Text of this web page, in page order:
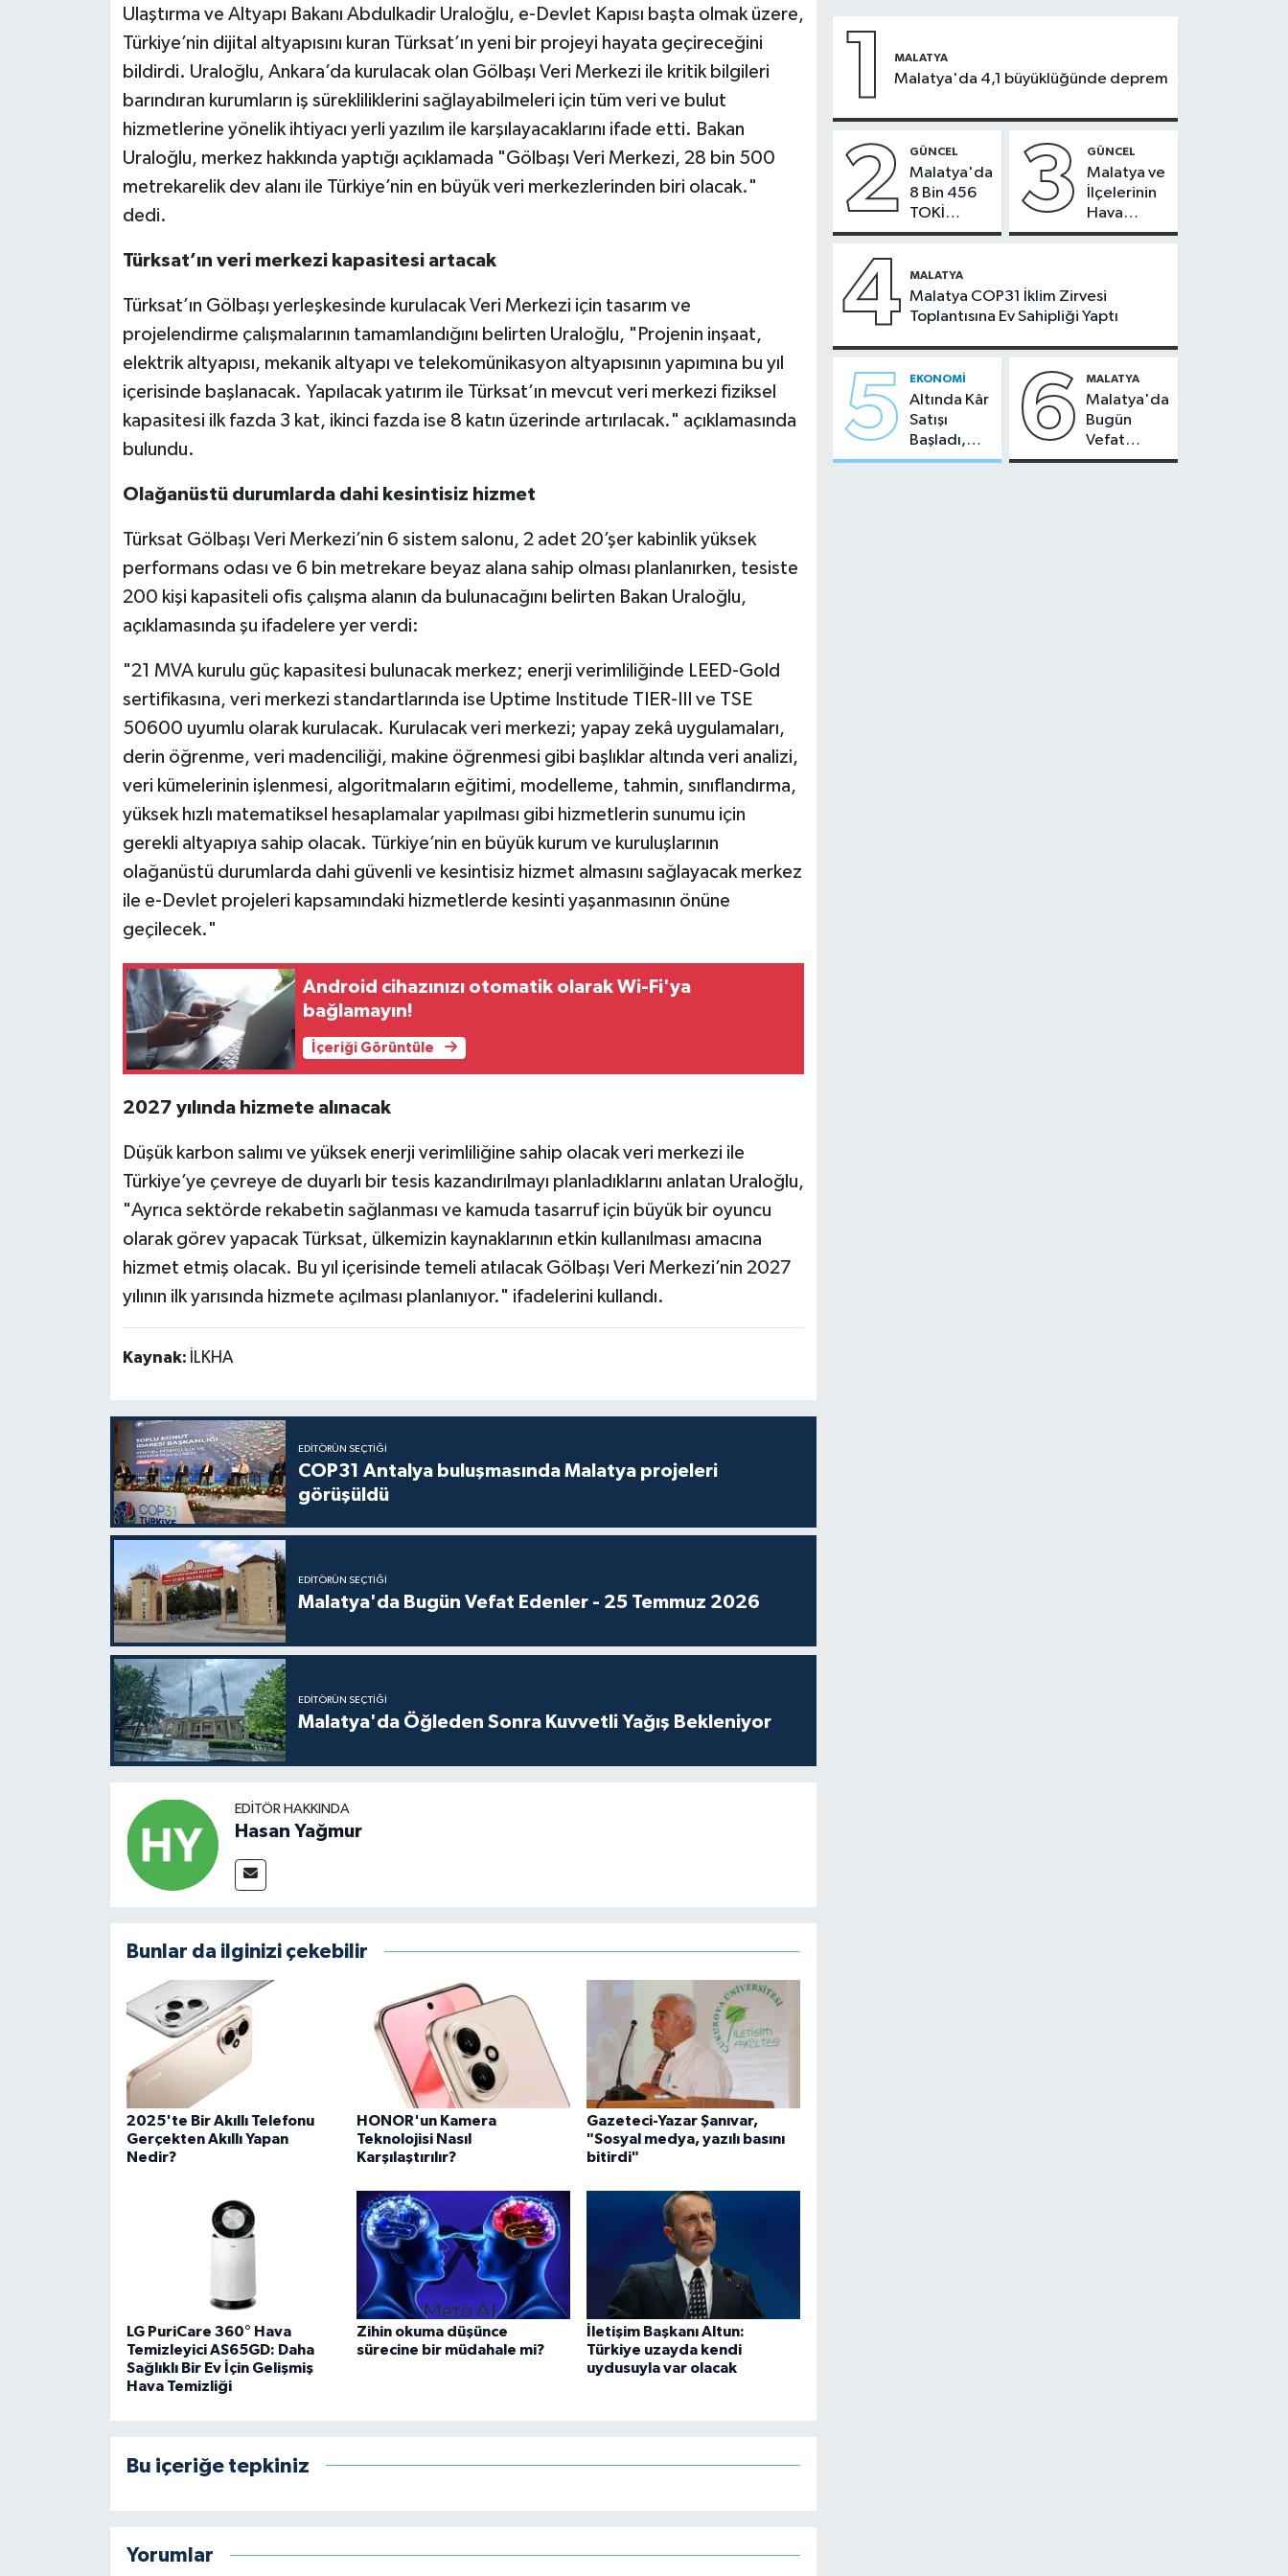
Ulaştırma ve Altyapı Bakanı Abdulkadir Uraloğlu, e-Devlet Kapısı başta olmak üzere,
Türkiye’nin dijital altyapısını kuran Türksat’ın yeni bir projeyi hayata geçireceğini
bildirdi. Uraloğlu, Ankara’da kurulacak olan Gölbaşı Veri Merkezi ile kritik bilgileri
barındıran kurumların iş sürekliliklerini sağlayabilmeleri için tüm veri ve bulut
hizmetlerine yönelik ihtiyacı yerli yazılım ile karşılayacaklarını ifade etti. Bakan
Uraloğlu, merkez hakkında yaptığı açıklamada "Gölbaşı Veri Merkezi, 28 bin 500
metrekarelik dev alanı ile Türkiye’nin en büyük veri merkezlerinden biri olacak."
dedi.
Türksat’ın veri merkezi kapasitesi artacak
Türksat’ın Gölbaşı yerleşkesinde kurulacak Veri Merkezi için tasarım ve
projelendirme çalışmalarının tamamlandığını belirten Uraloğlu, "Projenin inşaat,
elektrik altyapısı, mekanik altyapı ve telekomünikasyon altyapısının yapımına bu yıl
içerisinde başlanacak. Yapılacak yatırım ile Türksat’ın mevcut veri merkezi fiziksel
kapasitesi ilk fazda 3 kat, ikinci fazda ise 8 katın üzerinde artırılacak." açıklamasında
bulundu.
Olağanüstü durumlarda dahi kesintisiz hizmet
Türksat Gölbaşı Veri Merkezi’nin 6 sistem salonu, 2 adet 20’şer kabinlik yüksek
performans odası ve 6 bin metrekare beyaz alana sahip olması planlanırken, tesiste
200 kişi kapasiteli ofis çalışma alanın da bulunacağını belirten Bakan Uraloğlu,
açıklamasında şu ifadelere yer verdi:
"21 MVA kurulu güç kapasitesi bulunacak merkez; enerji verimliliğinde LEED-Gold
sertifikasına, veri merkezi standartlarında ise Uptime Institude TIER-III ve TSE
50600 uyumlu olarak kurulacak. Kurulacak veri merkezi; yapay zekâ uygulamaları,
derin öğrenme, veri madenciliği, makine öğrenmesi gibi başlıklar altında veri analizi,
veri kümelerinin işlenmesi, algoritmaların eğitimi, modelleme, tahmin, sınıflandırma,
yüksek hızlı matematiksel hesaplamalar yapılması gibi hizmetlerin sunumu için
gerekli altyapıya sahip olacak. Türkiye’nin en büyük kurum ve kuruluşlarının
olağanüstü durumlarda dahi güvenli ve kesintisiz hizmet almasını sağlayacak merkez
ile e-Devlet projeleri kapsamındaki hizmetlerde kesinti yaşanmasının önüne
geçilecek."
Android cihazınızı otomatik olarak Wi-Fi'ya
bağlamayın!
İçeriği Görüntüle
2027 yılında hizmete alınacak
Düşük karbon salımı ve yüksek enerji verimliliğine sahip olacak veri merkezi ile
Türkiye’ye çevreye de duyarlı bir tesis kazandırılmayı planladıklarını anlatan Uraloğlu,
"Ayrıca sektörde rekabetin sağlanması ve kamuda tasarruf için büyük bir oyuncu
olarak görev yapacak Türksat, ülkemizin kaynaklarının etkin kullanılması amacına
hizmet etmiş olacak. Bu yıl içerisinde temeli atılacak Gölbaşı Veri Merkezi’nin 2027
yılının ilk yarısında hizmete açılması planlanıyor." ifadelerini kullandı.
Kaynak: İLKHA
EDITÖRÜN SEÇTIĞI
COP31 Antalya buluşmasında Malatya projeleri
görüşüldü
EDITÖRÜN SEÇTIĞI
Malatya'da Bugün Vefat Edenler - 25 Temmuz 2026
EDITÖRÜN SEÇTIĞI
Malatya'da Öğleden Sonra Kuvvetli Yağış Bekleniyor
EDITÖR HAKKINDA
Hasan Yağmur
Bunlar da ilginizi çekebilir
2025'te Bir Akıllı Telefonu
Gerçekten Akıllı Yapan
Nedir?
HONOR'un Kamera
Teknolojisi Nasıl
Karşılaştırılır?
Gazeteci-Yazar Şanıvar,
"Sosyal medya, yazılı basını
bitirdi"
LG PuriCare 360° Hava
Temizleyici AS65GD: Daha
Sağlıklı Bir Ev İçin Gelişmiş
Hava Temizliği
Zihin okuma düşünce
sürecine bir müdahale mi?
İletişim Başkanı Altun:
Türkiye uzayda kendi
uydusuyla var olacak
Bu içeriğe tepkiniz
Yorumlar
1 MALATYA
Malatya'da 4,1 büyüklüğünde deprem
2 GÜNCEL
Malatya'da
8 Bin 456
TOKİ
Konutunun
Bugün
Çekiliyor
3 GÜNCEL
Malatya ve
İlçelerinin
Hava
Durumu -
2026
4 MALATYA
Malatya COP31 İklim Zirvesi
Toplantısına Ev Sahipliği Yaptı
5 EKONOMI
Altında Kâr
Satışı
Başladı,
Malatya'da
6 MALATYA
Malatya'da
Bugün
Vefat
Edenler -